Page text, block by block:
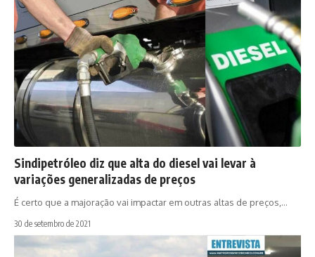
Sindipetróleo diz que alta do diesel vai levar à
variações generalizadas de preços
É certo que a majoração vai impactar em outras altas de preços,…
30 de setembro de 2021